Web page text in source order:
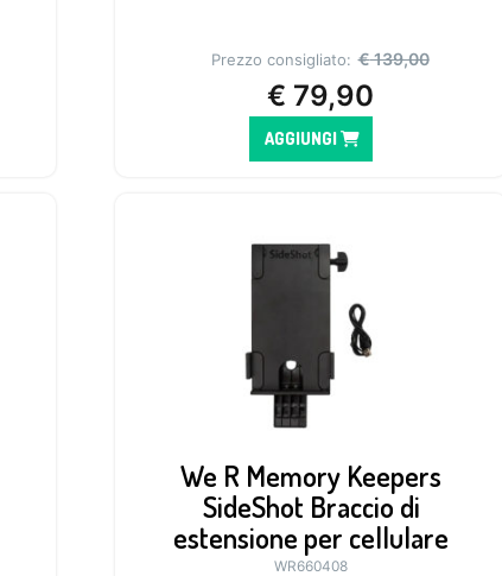
Prezzo consigliato: €139,00
€ 79,90
AGGIUNGI
We R Memory Keepers
SideShot Braccio di
estensione per cellulare
WR660408